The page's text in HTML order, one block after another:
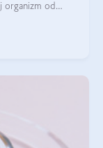
organizm od